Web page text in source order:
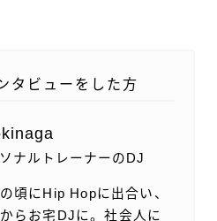
タビューをした方
ナルトレーナーのDJ
頃にHip Hopに出合い、
らお宅DJに。社会人に